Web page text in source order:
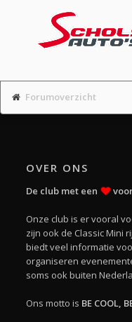
Forumoverzicht
OVER ONS
De club met een
Onze club is er vooral
zijn ook de Classic Mini
biedt veel informatie
organiseren
soms ook buiten
Ons motto is BE COOL,